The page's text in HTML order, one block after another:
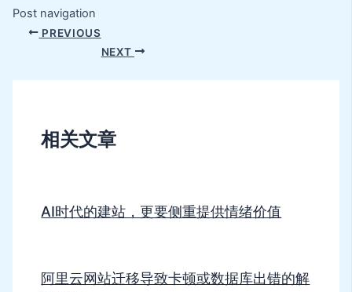
Post navigation
PREVIOUS
NEXT
相关文章
AI时代的建站，更要侧重提供情绪价值
阿里云网站迁移导致卡顿或数据库出错的解